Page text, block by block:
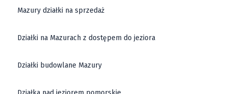
Mazury działki na sprzedaż
Działki na Mazurach z dostępem do jeziora
Działki budowlane Mazury